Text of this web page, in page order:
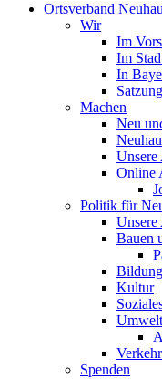
Ortsverband
Wir
Im
Im
In
Machen
Neu
Unsere
Online
Politik für
Bauen
Kultur
Umwelt
Spenden